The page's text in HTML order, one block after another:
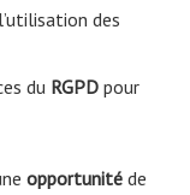
des
du RGPDpour
opportunité de